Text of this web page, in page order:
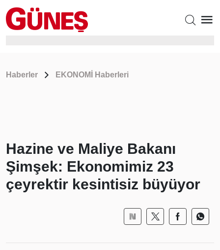
Haberler EKONOMİ Haberleri
Hazine ve Maliye Bakanı
Şimşek: Ekonomimiz 23
çeyrektir kesintisiz büyüyor